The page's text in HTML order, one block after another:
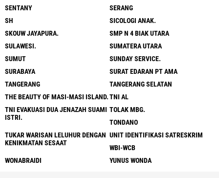
SENTANY
SERANG
SH
SICOLOGI ANAK.
SKOUW JAYAPURA.
SMP N 4 BIAK UTARA
SULAWESI.
SUMATERA UTARA
SUMUT
SUNDAY SERVICE.
SURABAYA
SURAT EDARAN PT AMA
TANGERANG
TANGERANG SELATAN
THE BEAUTY OF MASI-MASI ISLAND.TNI AL
TNI EVAKUASI DUA JENAZAH SUAMI
ISTRI.
TOLAK MBG.
TONDANO
TUKAR WARISAN LELUHUR DENGAN
KENIKMATAN SESAAT
UNIT IDENTIFIKASI SATRESKRIM
WBI-WCB
WONABRAIDI
YUNUS WONDA